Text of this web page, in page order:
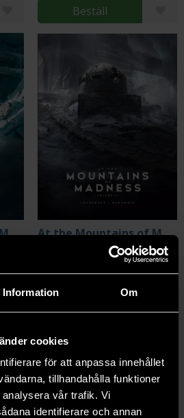
Information Om
cookies
för att anpassa innehållet
tillhandahålla funktioner
vår trafik. Vi
identifierare och annan
Beställ
At the Mountains of Madness - Illustrated by Baranger Volume I At the Mountains of Madness - Illustrated by Baranger Volume II
Beställ